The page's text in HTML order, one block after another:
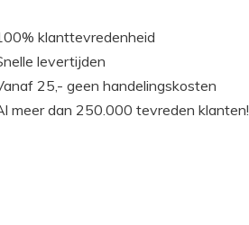
klanttevredenheid
levertijden
25,- geen handelingskosten
meer dan 250.000 tevreden klanten!